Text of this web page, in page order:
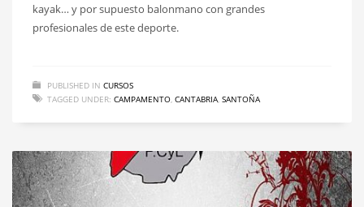
kayak… y por supuesto balonmano con grandes
profesionales de este deporte.
PUBLISHED IN CURSOS
TAGGED UNDER: CAMPAMENTO CANTABRIA SANTOÑA